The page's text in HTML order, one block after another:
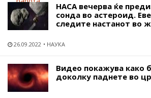
НАСА вечерва ќе
сонда во астероид.
следите настанот во
26.09.2022 НАУКА
Видео покажува како
доколку паднете во